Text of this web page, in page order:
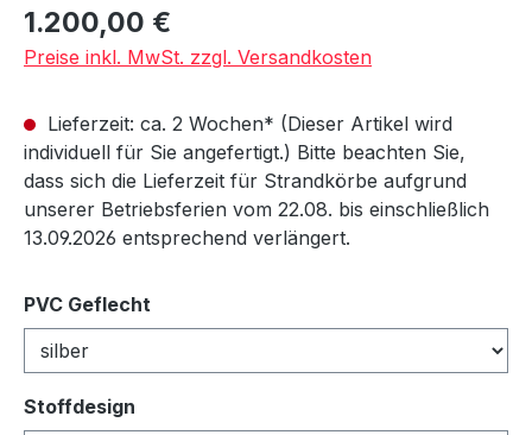
Regulärer Preis:
1.200,00 €
Preise inkl. MwSt. zzgl. Versandkosten
Lieferzeit: ca. 2 Wochen* (Dieser Artikel wird
individuell für Sie angefertigt.) Bitte beachten Sie,
dass sich die Lieferzeit für Strandkörbe aufgrund
unserer Betriebsferien vom 22.08. bis einschließlich
13.09.2026 entsprechend verlängert.
PVC Geflecht
Stoffdesign